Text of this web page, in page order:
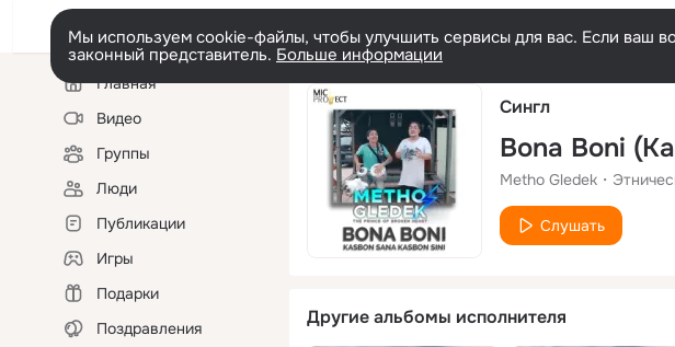
Мы используем cookie-файлы, чтобы улучшить сервисы для вас. Если ваш
законный представитель. Больше информации
Левая
колонкаГлавная
Видео
Группы
Люди
Публикации
Игры
Подарки
Поздравления
Сингл
Bona Boni
Metho Gledek
Слушать
Другие альбомы исполнителя